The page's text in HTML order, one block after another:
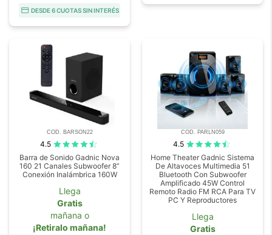
DESDE 6 CUOTAS SIN INTERÉS
COD. BARSON22
4.5
Barra de Sonido Gadnic Nova
160 21 Canales Subwoofer 8”
Conexión Inalámbrica 160W
Llega
Gratis
mañana o
¡Retiralo mañana!
COD. PARLN059
4.5
Home Theater Gadnic Sistema
De Altavoces Multimedia 51
Bluetooth Con Subwoofer
Amplificado 45W Control
Remoto Radio FM RCA Para TV
PC Y Reproductores
Llega
Gratis